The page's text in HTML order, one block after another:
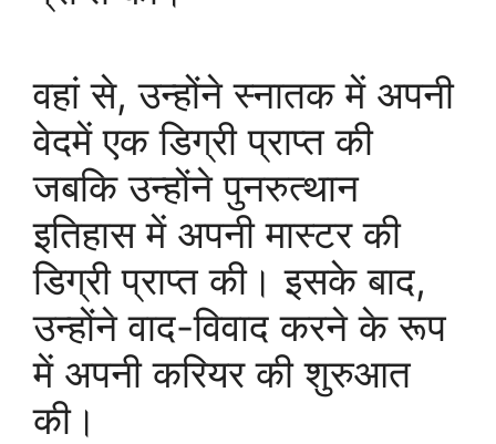
वहां से, उन्होंने स्नातक में अपनी
वेदमें एक डिग्री प्राप्त की
जबकि उन्होंने पुनरुत्थान
इतिहास में अपनी मास्टर की
डिग्री प्राप्त की। इसके बाद,
उन्होंने वाद-विवाद करने के रूप
में अपनी करियर की शुरुआत
की।